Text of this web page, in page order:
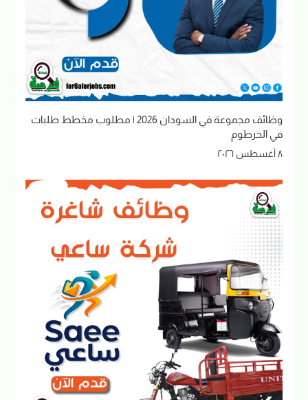
وظائف مجموعة في السودان 2026 | مطلوب مخطط طلبات
في الخرطوم
٨ أغسطس ٢٠٢٦